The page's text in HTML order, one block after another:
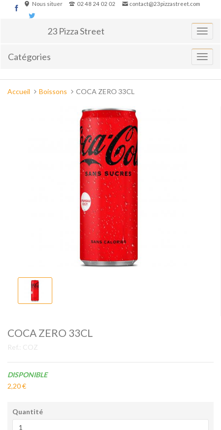
Nous situer 02 48 24 02 02 contact@23pizzastreet.com
Basculer
23 Pizza Street
Catégories
Vous
Accueil Boissons COCA ZERO 33CL
COCA ZERO 33CL
Ref.: COZ
Disponibilité:
DISPONIBLE
2,20 €
Quantité